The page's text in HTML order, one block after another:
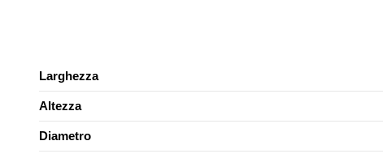
Larghezza
Altezza
Diametro